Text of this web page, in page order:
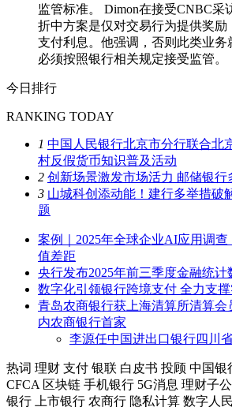
监管标准。 Dimon在接受CNBC采
折中方案是仅对交易行为提供奖励
支付利息。他强调，否则此类业务
必须按照银行相关规定接受监管。
今日排行
RANKING TODAY
1 中国人民银行北京市分行联合北
村反假货币知识普及活动
2 创新场景激发市场活力 邮储银行
3 山城科创添动能！建行多举措破
题
案例｜2025年全球企业AI应用调
值差距
央行发布2025年前三季度金融统计
数字化引领银行跨境支付 全力支
青岛农商银行获上海清算所清算会
内农商银行首家
李源任中国进出口银行四川
热词 理财 支付 银联 白皮书 投顾 中国银
CFCA 区块链 手机银行 5G消息 理财子公
银行
上市银行 农商行 隐私计算 数字人